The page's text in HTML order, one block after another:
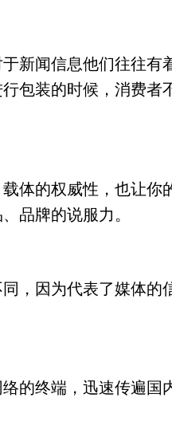
新闻信息他们往往
包装的时候，消费
体的权威性，也让
品牌的说服力。
，因为代表了媒体
的终端，迅速传遍